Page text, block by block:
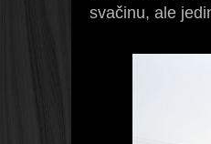
svačinu, ale